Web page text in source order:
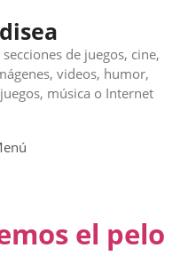
de juegos, cine,
videos, humor,
música o Internet
el pelo